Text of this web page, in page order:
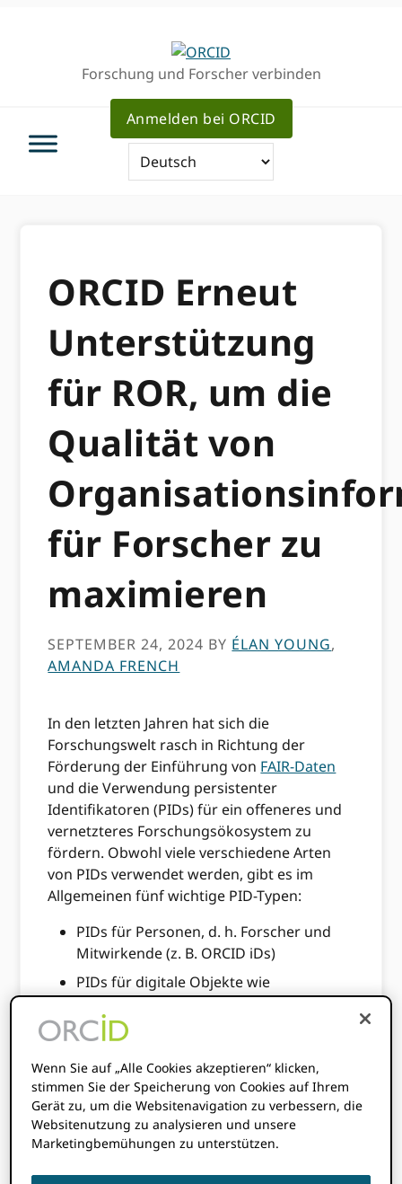
Forschung und Forscher verbinden
Anmelden bei ORCID
ORCID Erneut
Unterstützung
für ROR, um die
Qualität von
für Forscher zu
maximieren
SEPTEMBER 24, 2024 BY ÉLAN YOUNG,
AMANDA FRENCH
In den letzten Jahren hat sich die
Forschungswelt rasch in Richtung der
Förderung der Einführung von FAIR-Daten
und die Verwendung persistenter
Identifikatoren (PIDs) für ein offeneres und
vernetzteres Forschungsökosystem zu
fördern. Obwohl viele verschiedene Arten
von PIDs verwendet werden, gibt es im
Allgemeinen fünf wichtige PID-Typen:
PIDs für Personen, d. h. Forscher und
Mitwirkende (z. B. ORCID iDs)
PIDs für digitale Objekte wie
Publikationen (z. B. DOIs)
PIDs für Forschungsaktivitäten (z. B.
PIDs für Zuschüsse und Förderpreise (z.
B. Grant-DOIs) und
PIDs für Forschungsorganisationen (zB
ROR-IDs)
Wenn Sie auf „Alle Cookies akzeptieren“ klicken,
stimmen Sie der Speicherung von Cookies auf Ihrem
Gerät zu, um die Websitenavigation zu verbessern, die
Websitenutzung zu analysieren und unsere
Marketingbemühungen zu unterstützen.